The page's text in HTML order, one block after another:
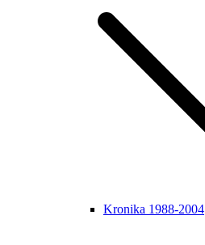
Kronika 1988-2004